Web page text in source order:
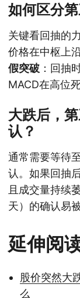
如何区分
关键看回抽的
价格在中枢上
假突破 ：回抽
MACD在高位
大跌后，
认？
通常需要等待
认。如果回抽
且成交量持续
天）的确认易
延伸阅
股价突然大
么